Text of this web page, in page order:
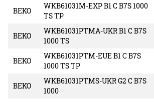
BEKO
WKB61031M-EXP B1 C B7S 1000
TS TP
BEKO
WKB61031PTMA-UKR B1 C B7S
1000 TS
BEKO
WKB61031PTM-EUE B1 C B7S
1000 TS TP
BEKO
WKB61031PTMS-UKR G2 C B7S
1000